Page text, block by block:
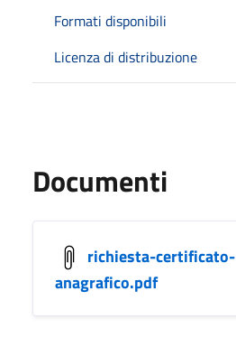
Formati disponibili
Licenza di distribuzione
Documenti
richiesta-certificato-
anagrafico.pdf